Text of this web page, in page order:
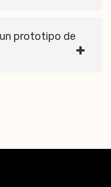
prototipo de